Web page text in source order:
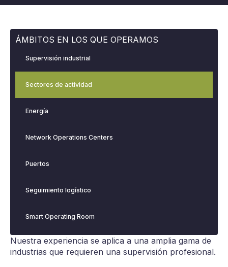
ÁMBITOS EN LOS QUE OPERAMOS
Supervisión industrial
Sectores de actividad
Energía
Network Operations Centers
Puertos
Seguimiento logístico
Smart Operating Room
Nuestra experiencia se aplica a una amplia gama de
industrias que requieren una supervisión profesional.